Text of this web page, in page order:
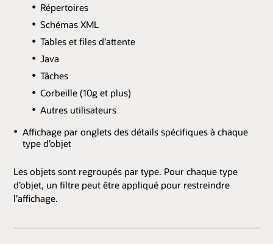
Répertoires
Schémas XML
Tables et files d’attente
Java
Tâches
Corbeille (10g et plus)
Autres utilisateurs
Affichage par onglets des détails spécifiques à chaque
type d’objet
Les objets sont regroupés par type. Pour chaque type
d’objet, un filtre peut être appliqué pour restreindre
l’affichage.